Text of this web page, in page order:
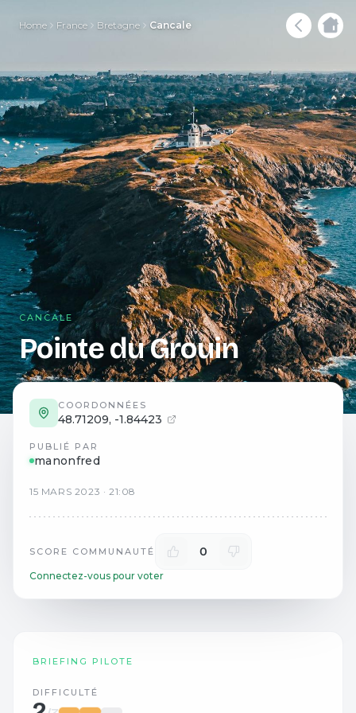
Home France Bretagne Cancale
CANCALE
Pointe du Grouin
COORDONNÉES
48.71209, -1.84423
PUBLIÉ PAR
manonfred
15 MARS 2023 ·21:08
SCORE COMMUNAUTÉ 0
Connectez-vous pour voter
BRIEFING PILOTE
DIFFICULTÉ